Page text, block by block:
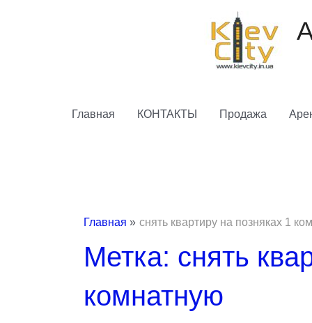
Главная КОНТАКТЫ Продажа
Главная снять квартиру на позняках 1
Метка: снять
комнатную